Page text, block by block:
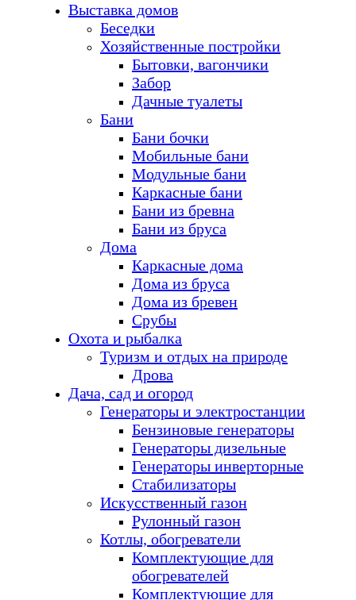
Выставка домов
Беседки
Хозяйственные постройки
Бытовки, вагончики
Забор
Дачные туалеты
Бани
Бани бочки
Мобильные бани
Модульные бани
Каркасные бани
Бани из бревна
Бани из бруса
Дома
Каркасные дома
Дома из бруса
Дома из бревен
Срубы
Охота и рыбалка
Туризм и отдых на природе
Дрова
Дача, сад и огород
Генераторы и электростанции
Бензиновые генераторы
Генераторы дизельные
Генераторы инверторные
Стабилизаторы
Искусственный газон
Рулонный газон
Котлы, обогреватели
Комплектующие для
обогревателей
Комплектующие для